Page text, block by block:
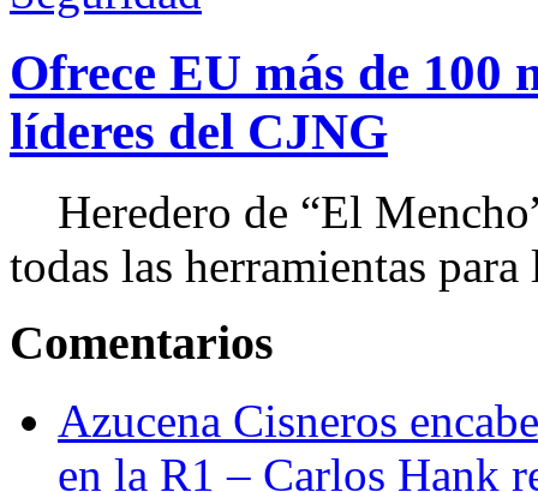
Ofrece EU más de 100
líderes del CJNG
Heredero de “El
todas las herramientas
Comentarios
Azucena Cisneros
en la R1 – Carlos Hank